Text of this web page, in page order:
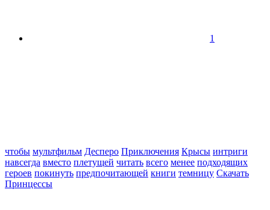
1
чтобы мультфильм Десперо Приключения Крысы интриги
навсегда вместо плетущей читать всего менее подходящих
героев покинуть предпочитающей книги темницу Скачать
Принцессы